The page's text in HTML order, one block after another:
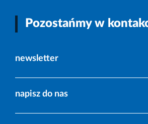
Pozostańmy w
newsletter
napisz do nas